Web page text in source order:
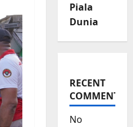
Piala
Dunia
RECENT
COMMENTS
No